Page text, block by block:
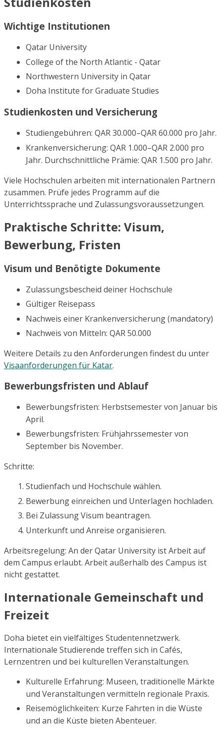
Wichtige Institutionen
Qatar University
College of the North Atlantic - Qatar
Northwestern University in Qatar
Doha Institute for Graduate Studies
Studienkosten und Versicherung
Studiengebühren: QAR 30.000–QAR 60.000 pro Jahr.
Krankenversicherung: QAR 1.000–QAR 2.000 pro
Jahr. Durchschnittliche Prämie: QAR 1.500 pro Jahr.
Viele Hochschulen arbeiten mit internationalen Partnern
zusammen. Prüfe jedes Programm auf die
Unterrichtssprache und Zulassungsvoraussetzungen.
Praktische Schritte: Visum,
Bewerbung, Fristen
Visum und Benötigte Dokumente
Zulassungsbescheid deiner Hochschule
Gültiger Reisepass
Nachweis einer Krankenversicherung (mandatory)
Nachweis von Mitteln: QAR 50.000
Weitere Details zu den Anforderungen findest du unter
Visaanforderungen für Katar.
Bewerbungsfristen und Ablauf
Bewerbungsfristen: Herbstsemester von Januar bis
April.
Bewerbungsfristen: Frühjahrssemester von
September bis November.
Schritte:
Studienfach und Hochschule wählen.
Bewerbung einreichen und Unterlagen hochladen.
Bei Zulassung Visum beantragen.
Unterkunft und Anreise organisieren.
Arbeitsregelung: An der Qatar University ist Arbeit auf
dem Campus erlaubt. Arbeit außerhalb des Campus ist
nicht gestattet.
Internationale Gemeinschaft und
Freizeit
Doha bietet ein vielfältiges Studentennetzwerk.
Internationale Studierende treffen sich in Cafés,
Lernzentren und bei kulturellen Veranstaltungen.
Kulturelle Erfahrung: Museen, traditionelle Märkte
und Veranstaltungen vermitteln regionale Praxis.
Reisemöglichkeiten: Kurze Fahrten in die Wüste
und an die Küste bieten Abenteuer.